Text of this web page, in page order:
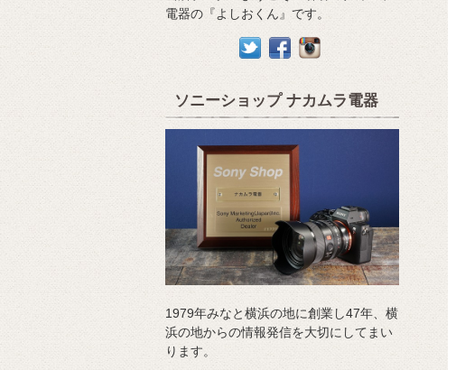
電器の『よしおくん』です。
ソニーショップ ナカムラ電器
1979年みなと横浜の地に創業し47年、横
浜の地からの情報発信を大切にしてまい
ります。